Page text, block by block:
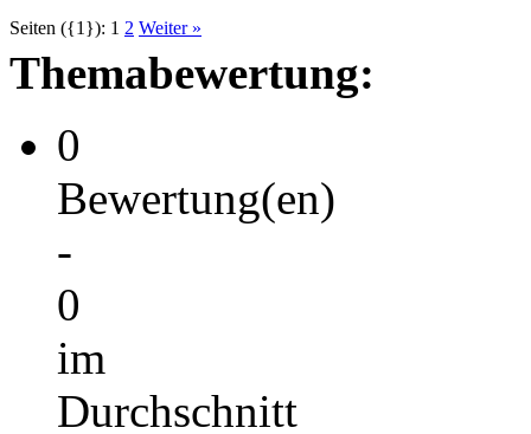
Seiten ({1}): 1 2 Weiter »
Themabewertung:
0
Bewertung(en)
-
0
im
Durchschnitt